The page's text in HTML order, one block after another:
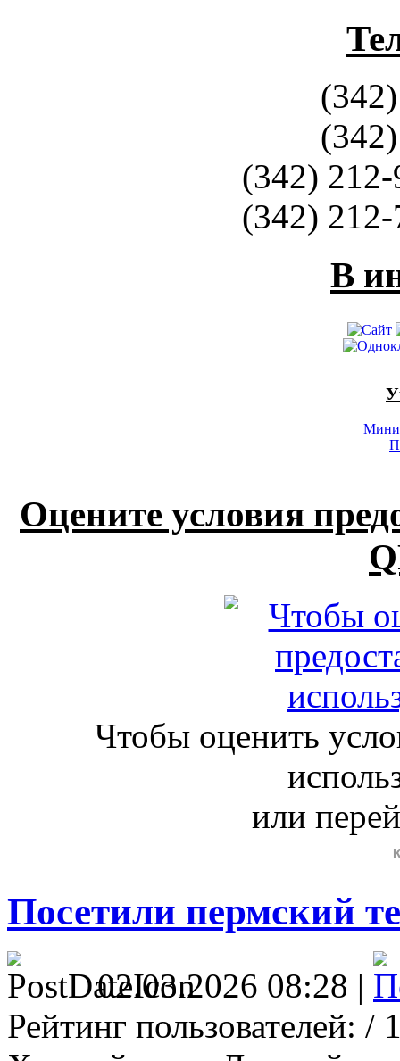
(342)
(342)
В
Оцените условия
Чтобы оценить
или
Посетили пермский
02.03.2026 08:28 |
Рейтинг пользователей: /